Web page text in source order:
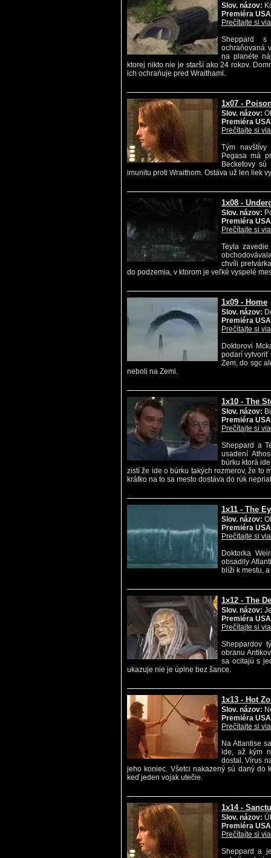
Slov. názov:
Premiéra
Prečítajte si
Sheppard
ochraňovaná
na planéte
ktorej nikto nie je starší ako 24 rokov.
ich ochrańuje pred Wraithami.
1x07 -
Slov. názov:
Premiéra
Prečítajte si
Tým
Pegasa má
Becketovy
imunitu proti Wraithom. Ostáva už len liek
1x08 -
Slov. názov:
Premiéra
Prečítajte si
Teyla
chvíli
do podzemia, v ktorom je veľké vyspelé
1x09 - Home
Slov. názov:
Premiéra
Prečítajte si
Doktorovi
podarí vytvoriť
Zem, do sgc
neboli na Zemi.
1x10 - The
Slov. názov:
Premiéra
Prečítajte si
Sheppard a
usadení
búrku ktorá
zistí že ide o búrku takých rozmerov, že to
krátko na to sa mesto dostáva do rúk
1x11 - The
Slov. názov:
Premiéra
Prečítajte si
Doktorka
obsadily
blíži k mestu,
1x12 - The
Slov. názov:
Premiéra
Prečítajte si
Sheppardov
obranu
sa ocitajú s
ukazuje nie je úplne bez šance.
1x13 - Hot
Slov. názov:
Premiéra
Prečítajte si
Na Atlantise
ide, až kým
dostal. Vírus
jeho koniec. Všetci nakazený sú daný do
keď jeden vojak utečie.
1x14 -
Slov. názov:
Premiéra
Prečítajte si
Sheppard a